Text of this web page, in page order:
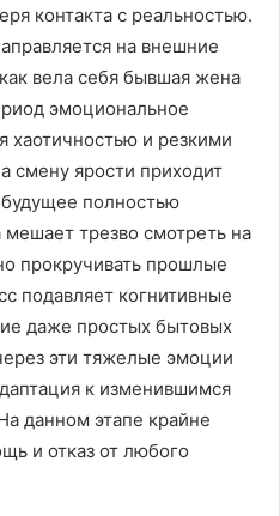
контакта с реальностью.
на внешние
вела себя бывшая жена
эмоциональное
хаотичностью и резкими
смену ярости приходит
будущее полностью
трезво смотреть на
прокручивать прошлые
подавляет когнитивные
даже простых бытовых
эти тяжелые эмоции
к изменившимся
данном этапе крайне
и отказ от любого